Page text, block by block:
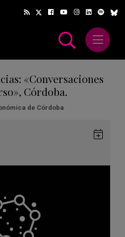
Abrir
«Conversaciones
Córdoba.
de Córdoba